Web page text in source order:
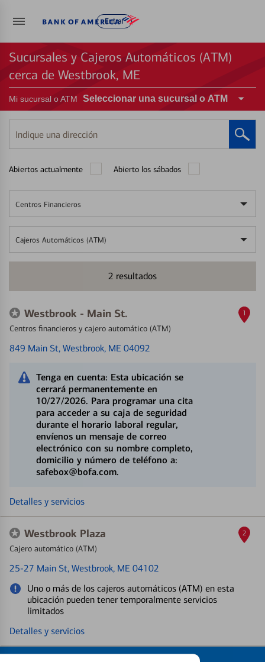
Entrar
Sucursales y Cajeros Automáticos (ATM)
cerca de Westbrook, ME
Mi sucursal o ATM Seleccionar una sucursal o ATM
Indique
una
Abiertos actualmente Abierto los sábados
Centros Financieros
Cajeros Automáticos (ATM)
2 resultados
Westbrook - Main St.
Centros financieros y cajero automático (ATM)
849 Main St, Westbrook, ME 04092
Tenga en cuenta: Esta ubicación se
cerrará permanentemente en
10/27/2026. Para programar una cita
para acceder a su caja de seguridad
durante el horario laboral regular,
envíenos un mensaje de correo
electrónico con su nombre completo,
domicilio y número de teléfono a:
safebox@bofa.com.
Detalles y servicios
1
Westbrook Plaza
Cajero automático (ATM)
25-27 Main St, Westbrook, ME 04102
Uno o más de los cajeros automáticos (ATM) en esta
ubicación pueden tener temporalmente servicios
limitados
Detalles y servicios
2